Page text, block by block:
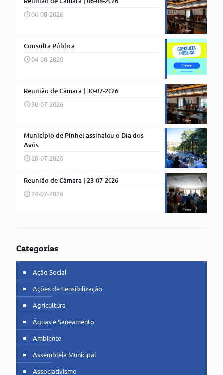
06-08-2026
Consulta Pública
04-08-2026
Reunião de Câmara | 30-07-2026
30-07-2026
Município de Pinhel assinalou o Dia dos
Avós
28-07-2026
Reunião de Câmara | 23-07-2026
24-07-2026
Categorias
Ação Social
Ações de Sensibilização
Agricultura
Águas e Saneamento
Ambiente
Assembleia Municipal
Associativismo